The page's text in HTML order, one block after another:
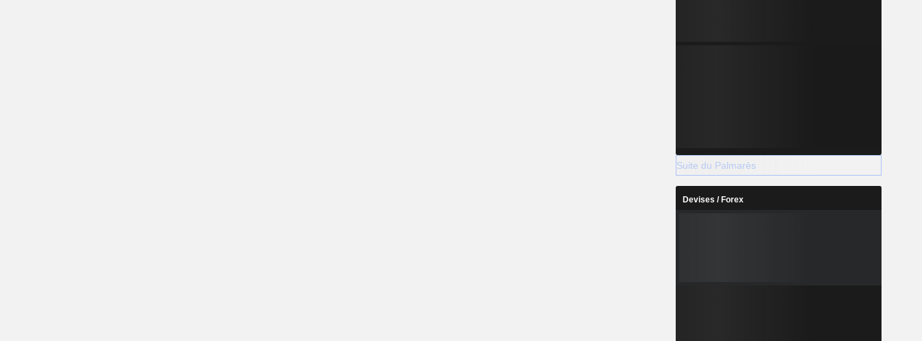
Suite du Palmarès
Devises / Forex